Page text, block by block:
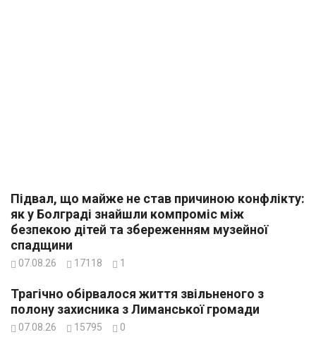
Підвал, що майже не став причиною конфлікту:
як у Болграді знайшли компроміс між
безпекою дітей та збереженням музейної
спадщини
07.08.26 17118 1
Трагічно обірвалося життя звільненого з
полону захисника з Лиманської громади
07.08.26 15795 0